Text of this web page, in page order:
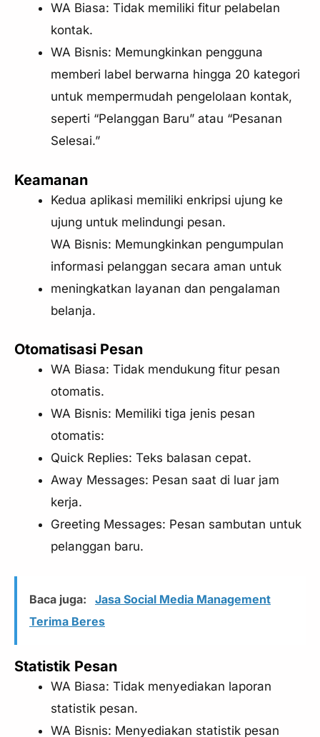
WA Biasa: Tidak memiliki fitur pelabelan
kontak.
WA Bisnis: Memungkinkan pengguna
memberi label berwarna hingga 20 kategori
untuk mempermudah pengelolaan kontak,
seperti “Pelanggan Baru” atau “Pesanan
Selesai.”
Keamanan
Kedua aplikasi memiliki enkripsi ujung ke
ujung untuk melindungi pesan.
WA Bisnis: Memungkinkan pengumpulan
informasi pelanggan secara aman untuk
meningkatkan layanan dan pengalaman
belanja.
Otomatisasi Pesan
WA Biasa: Tidak mendukung fitur pesan
otomatis.
WA Bisnis: Memiliki tiga jenis pesan
otomatis:
Quick Replies: Teks balasan cepat.
Away Messages: Pesan saat di luar jam
kerja.
Greeting Messages: Pesan sambutan untuk
pelanggan baru.
Baca juga:
Jasa Social Media Management
Terima Beres
Statistik Pesan
WA Biasa: Tidak menyediakan laporan
statistik pesan.
WA Bisnis: Menyediakan statistik pesan